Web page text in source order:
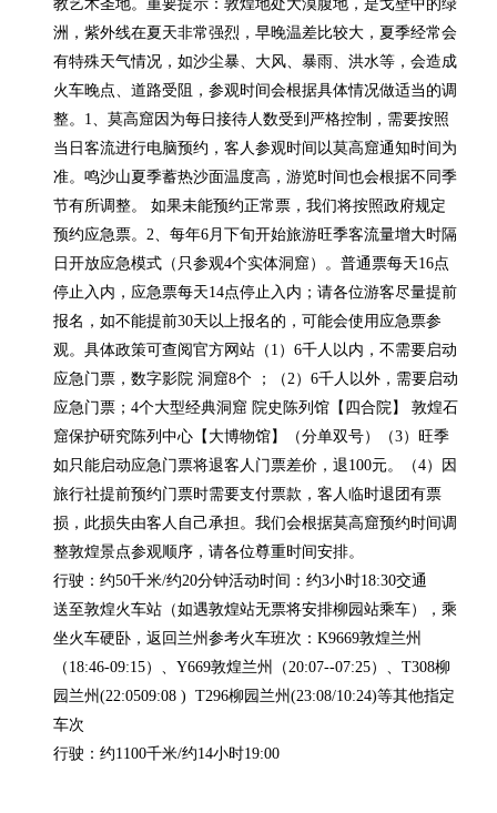
教艺术圣地。重要提示：敦煌地处大漠腹地，是戈壁中的绿
洲，紫外线在夏天非常强烈，早晚温差比较大，夏季经常会
有特殊天气情况，如沙尘暴、大风、暴雨、洪水等，会造成
火车晚点、道路受阻，参观时间会根据具体情况做适当的调
整。1、莫高窟因为每日接待人数受到严格控制，需要按照
当日客流进行电脑预约，客人参观时间以莫高窟通知时间为
准。鸣沙山夏季蓄热沙面温度高，游览时间也会根据不同季
节有所调整。 如果未能预约正常票，我们将按照政府规定
预约应急票。2、每年6月下旬开始旅游旺季客流量增大时隔
日开放应急模式（只参观4个实体洞窟）。普通票每天16点
停止入内，应急票每天14点停止入内；请各位游客尽量提前
报名，如不能提前30天以上报名的，可能会使用应急票参
观。具体政策可查阅官方网站（1）6千人以内，不需要启动
应急门票，数字影院 洞窟8个 ；（2）6千人以外，需要启动
应急门票；4个大型经典洞窟 院史陈列馆【四合院】 敦煌石
窟保护研究陈列中心【大博物馆】（分单双号）（3）旺季
如只能启动应急门票将退客人门票差价，退100元。（4）因
旅行社提前预约门票时需要支付票款，客人临时退团有票
损，此损失由客人自己承担。我们会根据莫高窟预约时间调
整敦煌景点参观顺序，请各位尊重时间安排。
行驶：约50千米/约20分钟活动时间：约3小时18:30交通
送至敦煌火车站（如遇敦煌站无票将安排柳园站乘车），乘
坐火车硬卧，返回兰州参考火车班次：K9669敦煌兰州
（18:46-09:15）、Y669敦煌兰州（20:07--07:25）、T308柳
园兰州(22:0509:08 )  T296柳园兰州(23:08/10:24)等其他指定
车次
行驶：约1100千米/约14小时19:00